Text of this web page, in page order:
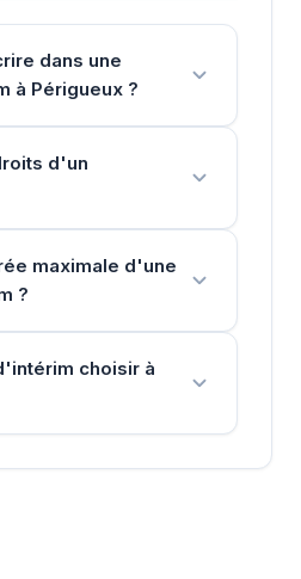
dans une
à Périgueux ?
d'un
maximale d'une
?
choisir à